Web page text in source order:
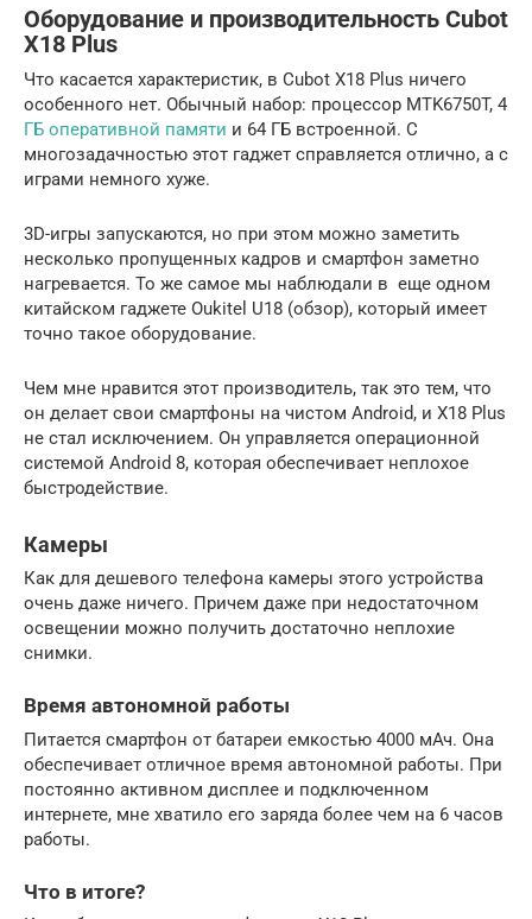
Оборудование и производительность Cubot
X18 Plus
Что касается характеристик, в Cubot X18 Plus ничего
особенного нет. Обычный набор: процессор MTK6750T, 4
ГБ оперативной памяти и 64 ГБ встроенной. С
многозадачностью этот гаджет справляется отлично, а с
играми немного хуже.
3D-игры запускаются, но при этом можно заметить
несколько пропущенных кадров и смартфон заметно
нагревается. То же самое мы наблюдали в еще одном
китайском гаджете Oukitel U18 (обзор), который имеет
точно такое оборудование.
Чем мне нравится этот производитель, так это тем, что
он делает свои смартфоны на чистом Android, и X18 Plus
не стал исключением. Он управляется операционной
системой Android 8, которая обеспечивает неплохое
быстродействие.
Камеры
Как для дешевого телефона камеры этого устройства
очень даже ничего. Причем даже при недостаточном
освещении можно получить достаточно неплохие
снимки.
Время автономной работы
Питается смартфон от батареи емкостью 4000 мАч. Она
обеспечивает отличное время автономной работы. При
постоянно активном дисплее и подключенном
интернете, мне хватило его заряда более чем на 6 часов
работы.
Что в итоге?